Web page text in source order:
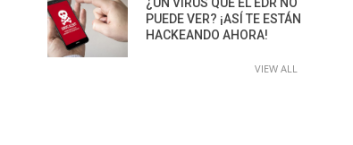
PUEDE VER? ¡ASÍ TE ESTÁN
HACKEANDO AHORA!
VIEW ALL